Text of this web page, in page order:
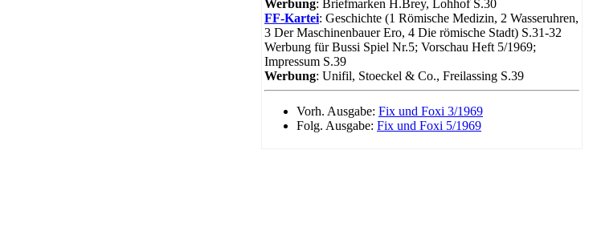
Werbung: Briefmarken H.Brey, Lohhof S.30
FF-Kartei: Geschichte (1 Römische Medizin, 2 Wasseruhren,
3 Der Maschinenbauer Ero, 4 Die römische Stadt) S.31-32
Werbung für Bussi Spiel Nr.5; Vorschau Heft 5/1969;
Impressum S.39
Werbung: Unifil, Stoeckel & Co., Freilassing S.39
Vorh. Ausgabe: Fix und Foxi 3/1969
Folg. Ausgabe: Fix und Foxi 5/1969